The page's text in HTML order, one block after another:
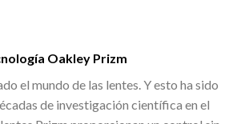
Oakley Prizm
el mundo de las lentes. Y esto ha sido
de investigación científica en el